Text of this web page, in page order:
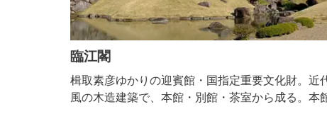
臨江閣
楫取素彦ゆかりの迎賓館・国指定重要文化財。近代和
風の木造建築で、本館・別館・茶室から成る。本館